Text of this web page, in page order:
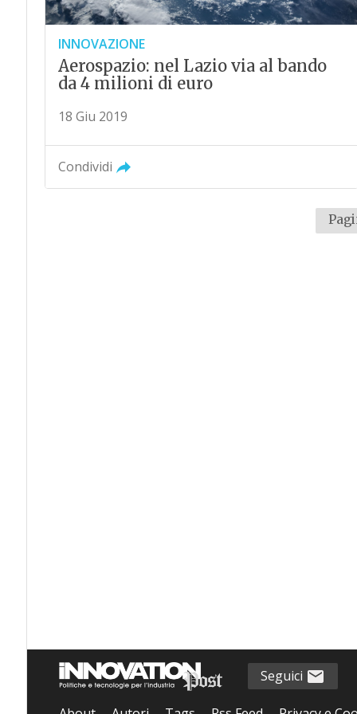
INNOVAZIONE
Aerospazio: nel Lazio via al bando
da 4 milioni di euro
18 Giu 2019
Condividi
Seguici